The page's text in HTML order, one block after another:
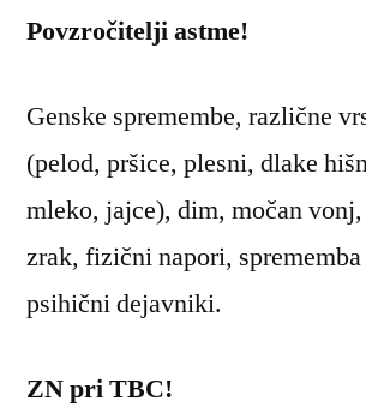
Povzročitelji astme!
Genske spremembe, različne
(pelod, pršice, plesni, dlake
mleko, jajce), dim, močan
zrak, fizični napori,
psihični dejavniki.
ZN pri TBC!